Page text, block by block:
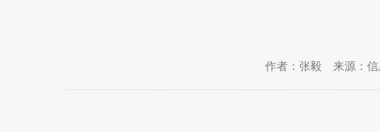
作者：张毅 来源：